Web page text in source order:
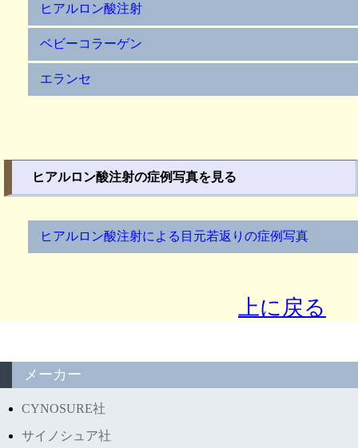
ヒアルロン酸注射
ベビーコラーゲン
エランセ
ヒアルロン酸注射の症例写真を見る
ヒアルロン酸注射による目元若返りの症例写真
上に戻る
メーカー
CYNOSURE社
サイノシュア社